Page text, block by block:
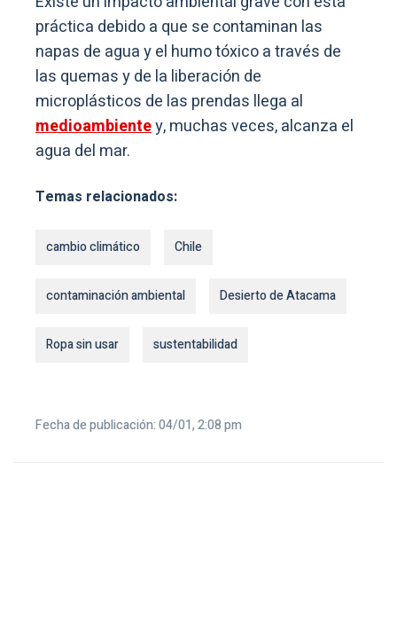
práctica debido a que se contaminan las
napas de agua y el humo tóxico a través de
las quemas y de la liberación de
microplásticos de las prendas llega al
medioambientey, muchas veces, alcanza el
agua del mar.
Temas relacionados:
cambio climático Chile
contaminación ambiental Desierto de Atacama
Ropa sin usar sustentabilidad
Fecha de publicación: 04/01, 2:08 pm